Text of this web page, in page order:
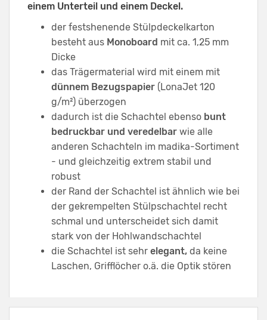
einem Unterteil und einem Deckel.
der festshenende Stülpdeckelkarton
besteht aus Monoboard mit ca. 1,25 mm
Dicke
das Trägermaterial wird mit einem mit
dünnem Bezugspapier (LonaJet 120
g/m²) überzogen
dadurch ist die Schachtel ebenso bunt
bedruckbar und veredelbar wie alle
anderen Schachteln im madika-Sortiment
- und gleichzeitig extrem stabil und
robust
der Rand der Schachtel ist ähnlich wie bei
der gekrempelten Stülpschachtel recht
schmal und unterscheidet sich damit
stark von der Hohlwandschachtel
die Schachtel ist sehr elegant, da keine
Laschen, Grifflöcher o.ä. die Optik stören